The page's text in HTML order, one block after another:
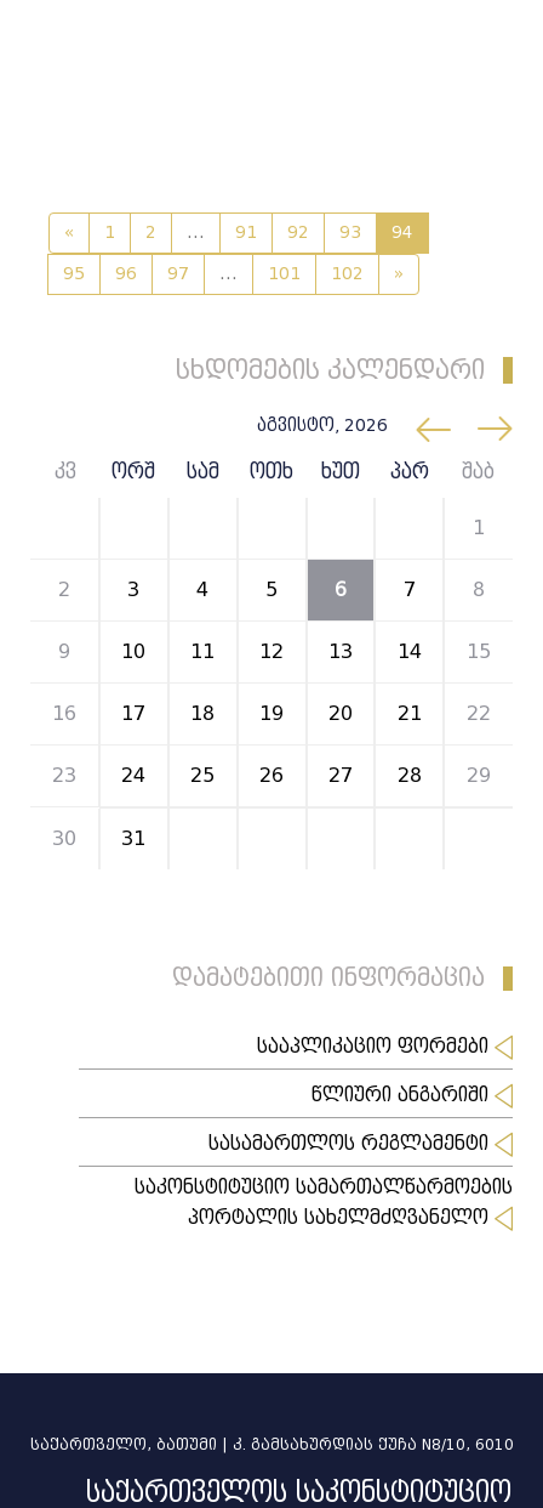
« 1 2 ... 91 92 93
94
95
96 97 ... 101 102 »
სხდომების კალენდარი
აგვისტო, 2026
კვ ორშ სამ ოთხ ხუთ პარ შაბ
1
2 3 4 5 6 7 8
9 10 11 12 13 14 15
16 17 18 19 20 21 22
23 24 25 26 27 28 29
30 31
დამატებითი ინფორმაცია
სააპლიკაციო ფორმები
წლიური ანგარიში
სასამართლოს რეგლამენტი
საკონსტიტუციო სამართალწარმოების
პორტალის სახელმძღვანელო
საქართველო, ბათუმი | კ. გამსახურდიას ქუჩა N8/10, 6010
საქართველოს საკონსტიტუციო